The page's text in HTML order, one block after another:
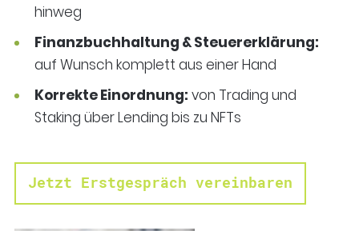
hinweg
Finanzbuchhaltung & Steuererklärung:
auf Wunsch komplett aus einer Hand
Korrekte Einordnung: von Trading und
Staking über Lending bis zu NFTs
Jetzt Erstgespräch vereinbaren